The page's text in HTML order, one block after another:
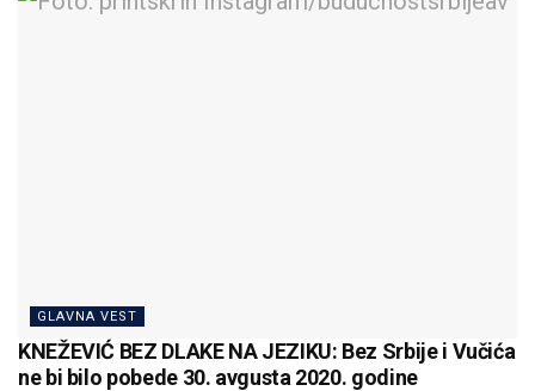
GLAVNA VEST
KNEŽEVIĆ BEZ DLAKE NA JEZIKU: Bez Srbije i Vučića
ne bi bilo pobede 30. avgusta 2020. godine